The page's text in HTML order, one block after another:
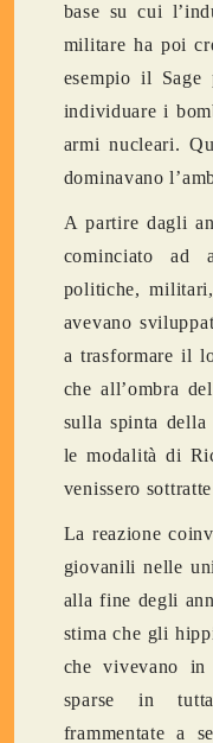
base su cui
militare ha poi
esempio il Sage
individuare i
armi nucleari.
dominavano
A partire dagli
cominciato ad
politiche,
avevano
a trasformare il
che all’ombra
sulla spinta della
le modalità di
venissero
La reazione
giovanili nelle
alla fine degli
stima che gli
che vivevano
sparse in
frammentate a